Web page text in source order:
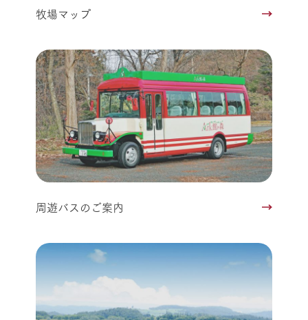
牧場マップ
周遊バスのご案内